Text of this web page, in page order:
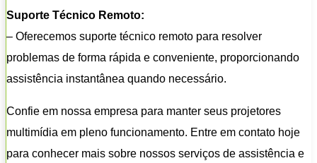
Suporte Técnico Remoto:
– Oferecemos suporte técnico remoto para resolver
problemas de forma rápida e conveniente, proporcionando
assistência instantânea quando necessário.
Confie em nossa empresa para manter seus projetores
multimídia em pleno funcionamento. Entre em contato hoje
para conhecer mais sobre nossos serviços de assistência e